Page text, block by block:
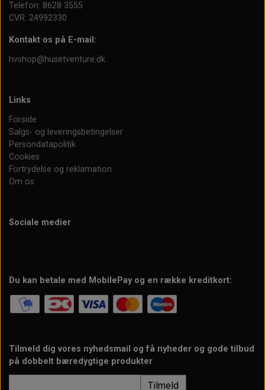
Telefon: 8628 3555
CVR: 24992330
Kontakt os på E-mail:
hvshop@husetventure.dk
Links
Forside
Salgs- og leveringsbetingelser
Persondatapolitik
Cookies
Fortrydelse og reklamation
Om os
Sociale medier
Du kan betale med MobilePay og en række kreditkort:
Tilmeld dig vores nyhedsmail og få nyheder og gode tilbud
på dobbelt bæredygtige produkter
Tilmeld